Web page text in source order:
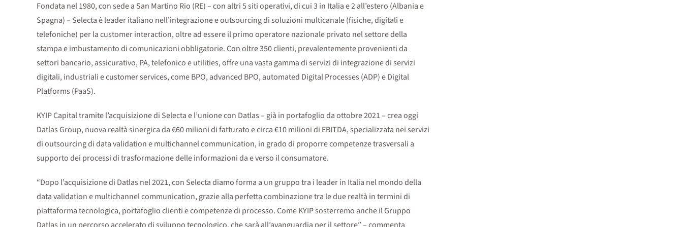
Fondata nel 1980, con sede a San Martino Rio (RE) – con altri 5 siti operativi, di cui 3 in Italia e 2 all’estero (Albania e
Spagna) – Selecta è leader italiano nell’integrazione e outsourcing di soluzioni multicanale (fisiche, digitali e
telefoniche) per la customer interaction, oltre ad essere il primo operatore nazionale privato nel settore della
stampa e imbustamento di comunicazioni obbligatorie. Con oltre 350 clienti, prevalentemente provenienti da
settori bancario, assicurativo, PA, telefonico e utilities, offre una vasta gamma di servizi di integrazione di servizi
digitali, industriali e customer services, come BPO, advanced BPO, automated Digital Processes (ADP) e Digital
Platforms (PaaS).
KYIP Capital tramite l’acquisizione di Selecta e l’unione con Datlas – già in portafoglio da ottobre 2021 – crea oggi
Datlas Group, nuova realtà sinergica da €60 milioni di fatturato e circa €10 milioni di EBITDA, specializzata nei servizi
di outsourcing di data validation e multichannel communication, in grado di proporre competenze trasversali a
supporto dei processi di trasformazione delle informazioni da e verso il consumatore.
“Dopo l’acquisizione di Datlas nel 2021, con Selecta diamo forma a un gruppo tra i leader in Italia nel mondo della
data validation e multichannel communication, grazie alla perfetta combinazione tra le due realtà in termini di
piattaforma tecnologica, portafoglio clienti e competenze di processo. Come KYIP sosterremo anche il Gruppo